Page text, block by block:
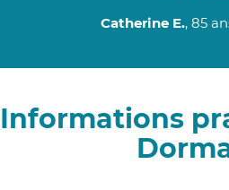
Catherine E., 85
Informations